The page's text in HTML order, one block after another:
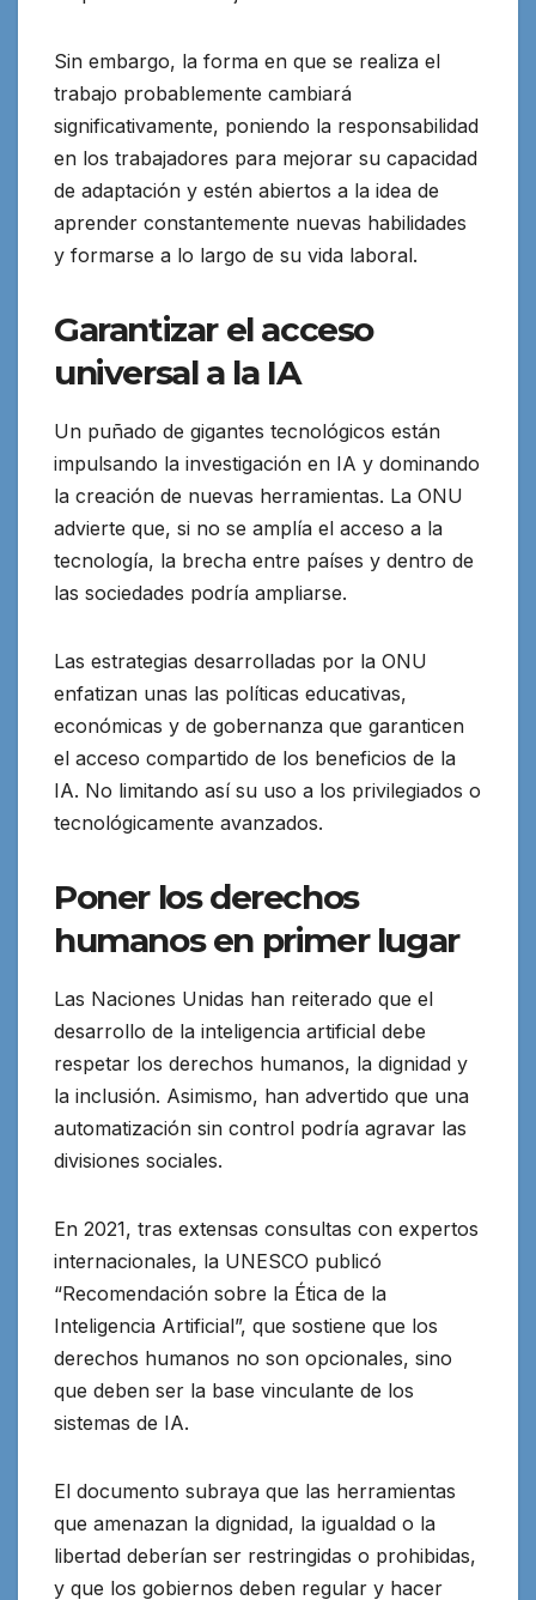
Sin embargo, la forma en que se realiza el
trabajo probablemente cambiará
significativamente, poniendo la responsabilidad
en los trabajadores para mejorar su capacidad
de adaptación y estén abiertos a la idea de
aprender constantemente nuevas habilidades
y formarse a lo largo de su vida laboral.
Garantizar el acceso
universal a la IA
Un puñado de gigantes tecnológicos están
impulsando la investigación en IA y dominando
la creación de nuevas herramientas. La ONU
advierte que, si no se amplía el acceso a la
tecnología, la brecha entre países y dentro de
las sociedades podría ampliarse.
Las estrategias desarrolladas por la ONU
enfatizan unas las políticas educativas,
económicas y de gobernanza que garanticen
el acceso compartido de los beneficios de la
IA. No limitando así su uso a los privilegiados o
tecnológicamente avanzados.
Poner los derechos
humanos en primer lugar
Las Naciones Unidas han reiterado que el
desarrollo de la inteligencia artificial debe
respetar los derechos humanos, la dignidad y
la inclusión. Asimismo, han advertido que una
automatización sin control podría agravar las
divisiones sociales.
En 2021, tras extensas consultas con expertos
internacionales, la UNESCO publicó
“Recomendación sobre la Ética de la
Inteligencia Artificial”, que sostiene que los
derechos humanos no son opcionales, sino
que deben ser la base vinculante de los
sistemas de IA.
El documento subraya que las herramientas
que amenazan la dignidad, la igualdad o la
libertad deberían ser restringidas o prohibidas,
y que los gobiernos deben regular y hacer